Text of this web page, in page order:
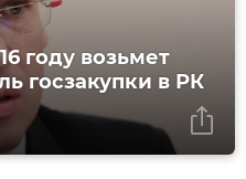
году возьмет
госзакупки в РК